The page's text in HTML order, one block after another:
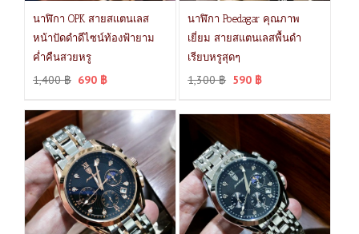
นาฬิกา OPK สายสแตนเลส
หน้าปัดดำดีไซน์ท้องฟ้ายาม
ค่ำคืนสวยหรู
1,400฿ 690 ฿
นาฬิกา Poedagar คุณภาพ
เยี่ยม สายสแตนเลสพื้นดำ
เรียบหรูสุดๆ
1,300฿ 590 ฿